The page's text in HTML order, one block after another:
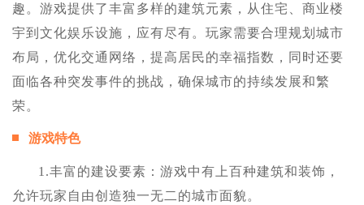
趣。游戏提供了丰富多样的建筑元素，从住宅、商业楼
宇到文化娱乐设施，应有尽有。玩家需要合理规划城市
布局，优化交通网络，提高居民的幸福指数，同时还要
面临各种突发事件的挑战，确保城市的持续发展和繁
荣。
游戏特色
1.丰富的建设要素：游戏中有上百种建筑和装饰，
允许玩家自由创造独一无二的城市面貌。